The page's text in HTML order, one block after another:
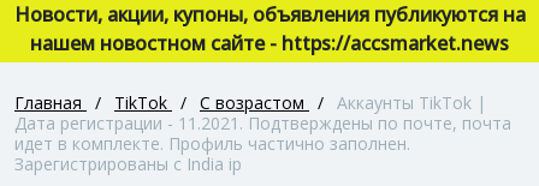
Новости, акции, купоны, объявления публикуются на
нашем новостном сайте - https://accsmarket.news
Главная / TikTok / С возрастом / Аккаунты TikTok |
Дата регистрации - 11.2021. Подтверждены по почте, почта
идет в комплекте. Профиль частично заполнен.
Зарегистрированы с India ip